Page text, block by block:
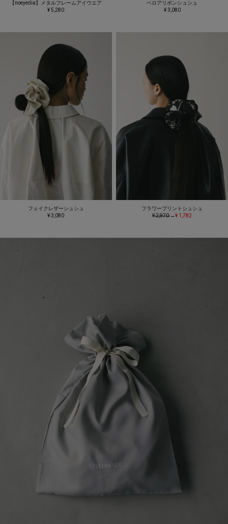
【noeyedia】メタルフレームアイウエア
¥ 5,280
ベロアリボンシュシュ
¥ 3,080
フェイクレザーシュシュ
¥ 3,080
フラワープリントシュシュ
¥ 2,970→¥ 1,782